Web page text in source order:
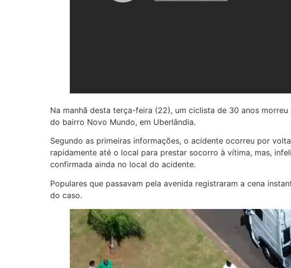
Na manhã desta terça-feira (22), um ciclista de 30 anos
do bairro Novo Mundo, em Uberlândia.
Segundo as primeiras informações, o acidente ocorreu por
rapidamente até o local para prestar socorro à vítima, mas,
confirmada ainda no local do acidente.
Populares que passavam pela avenida registraram a cena
do caso.